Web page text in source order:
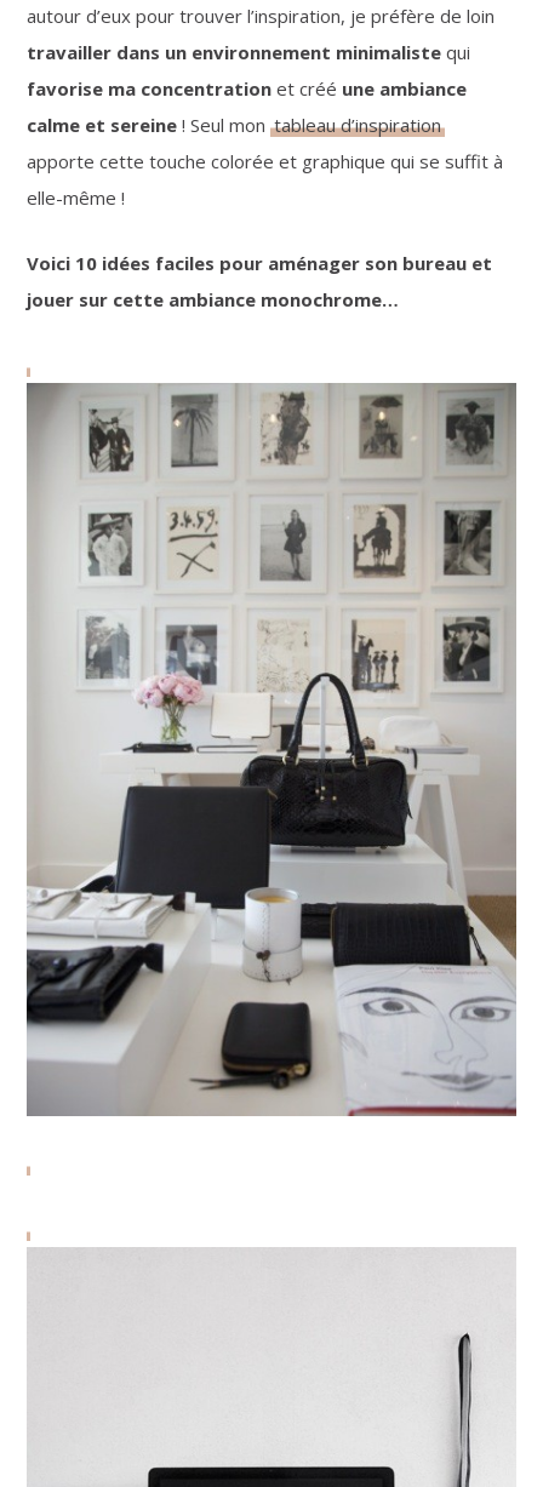
autour d’eux pour trouver l’inspiration, je préfère de loin
travailler dans un environnement minimaliste qui
favorise ma concentration et créé une ambiance
calme et sereine ! Seul montableau d’inspiration
apporte cette touche colorée et graphique qui se suffit à
elle-même !
Voici 10 idées faciles pour aménager son bureau et
jouer sur cette ambiance monochrome…